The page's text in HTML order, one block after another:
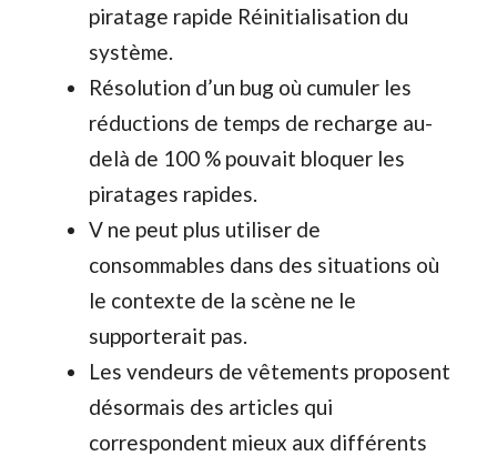
piratage rapide Réinitialisation du
système.
Résolution d’un bug où cumuler les
réductions de temps de recharge au-
delà de 100 % pouvait bloquer les
piratages rapides.
V ne peut plus utiliser de
consommables dans des situations où
le contexte de la scène ne le
supporterait pas.
Les vendeurs de vêtements proposent
désormais des articles qui
correspondent mieux aux différents